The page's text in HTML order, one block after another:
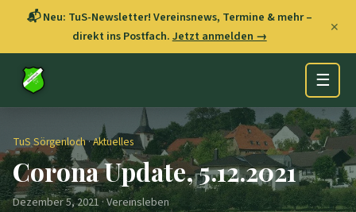
📬 Neu: TuS-Newsletter! Vereinsnews, Termine & mehr –
direkt ins Postfach.Jetzt anmelden →
✕
☰
TuS Sörgenloch·Aktuelles
Corona Update, 5.12.2021
Dezember 5, 2021 · Vereinsleben